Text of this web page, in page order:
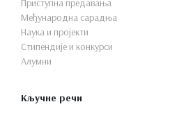
Приступна предавања
Међународна сарадња
Наука и пројекти
Стипендије и конкурси
Алумни
Кључне речи